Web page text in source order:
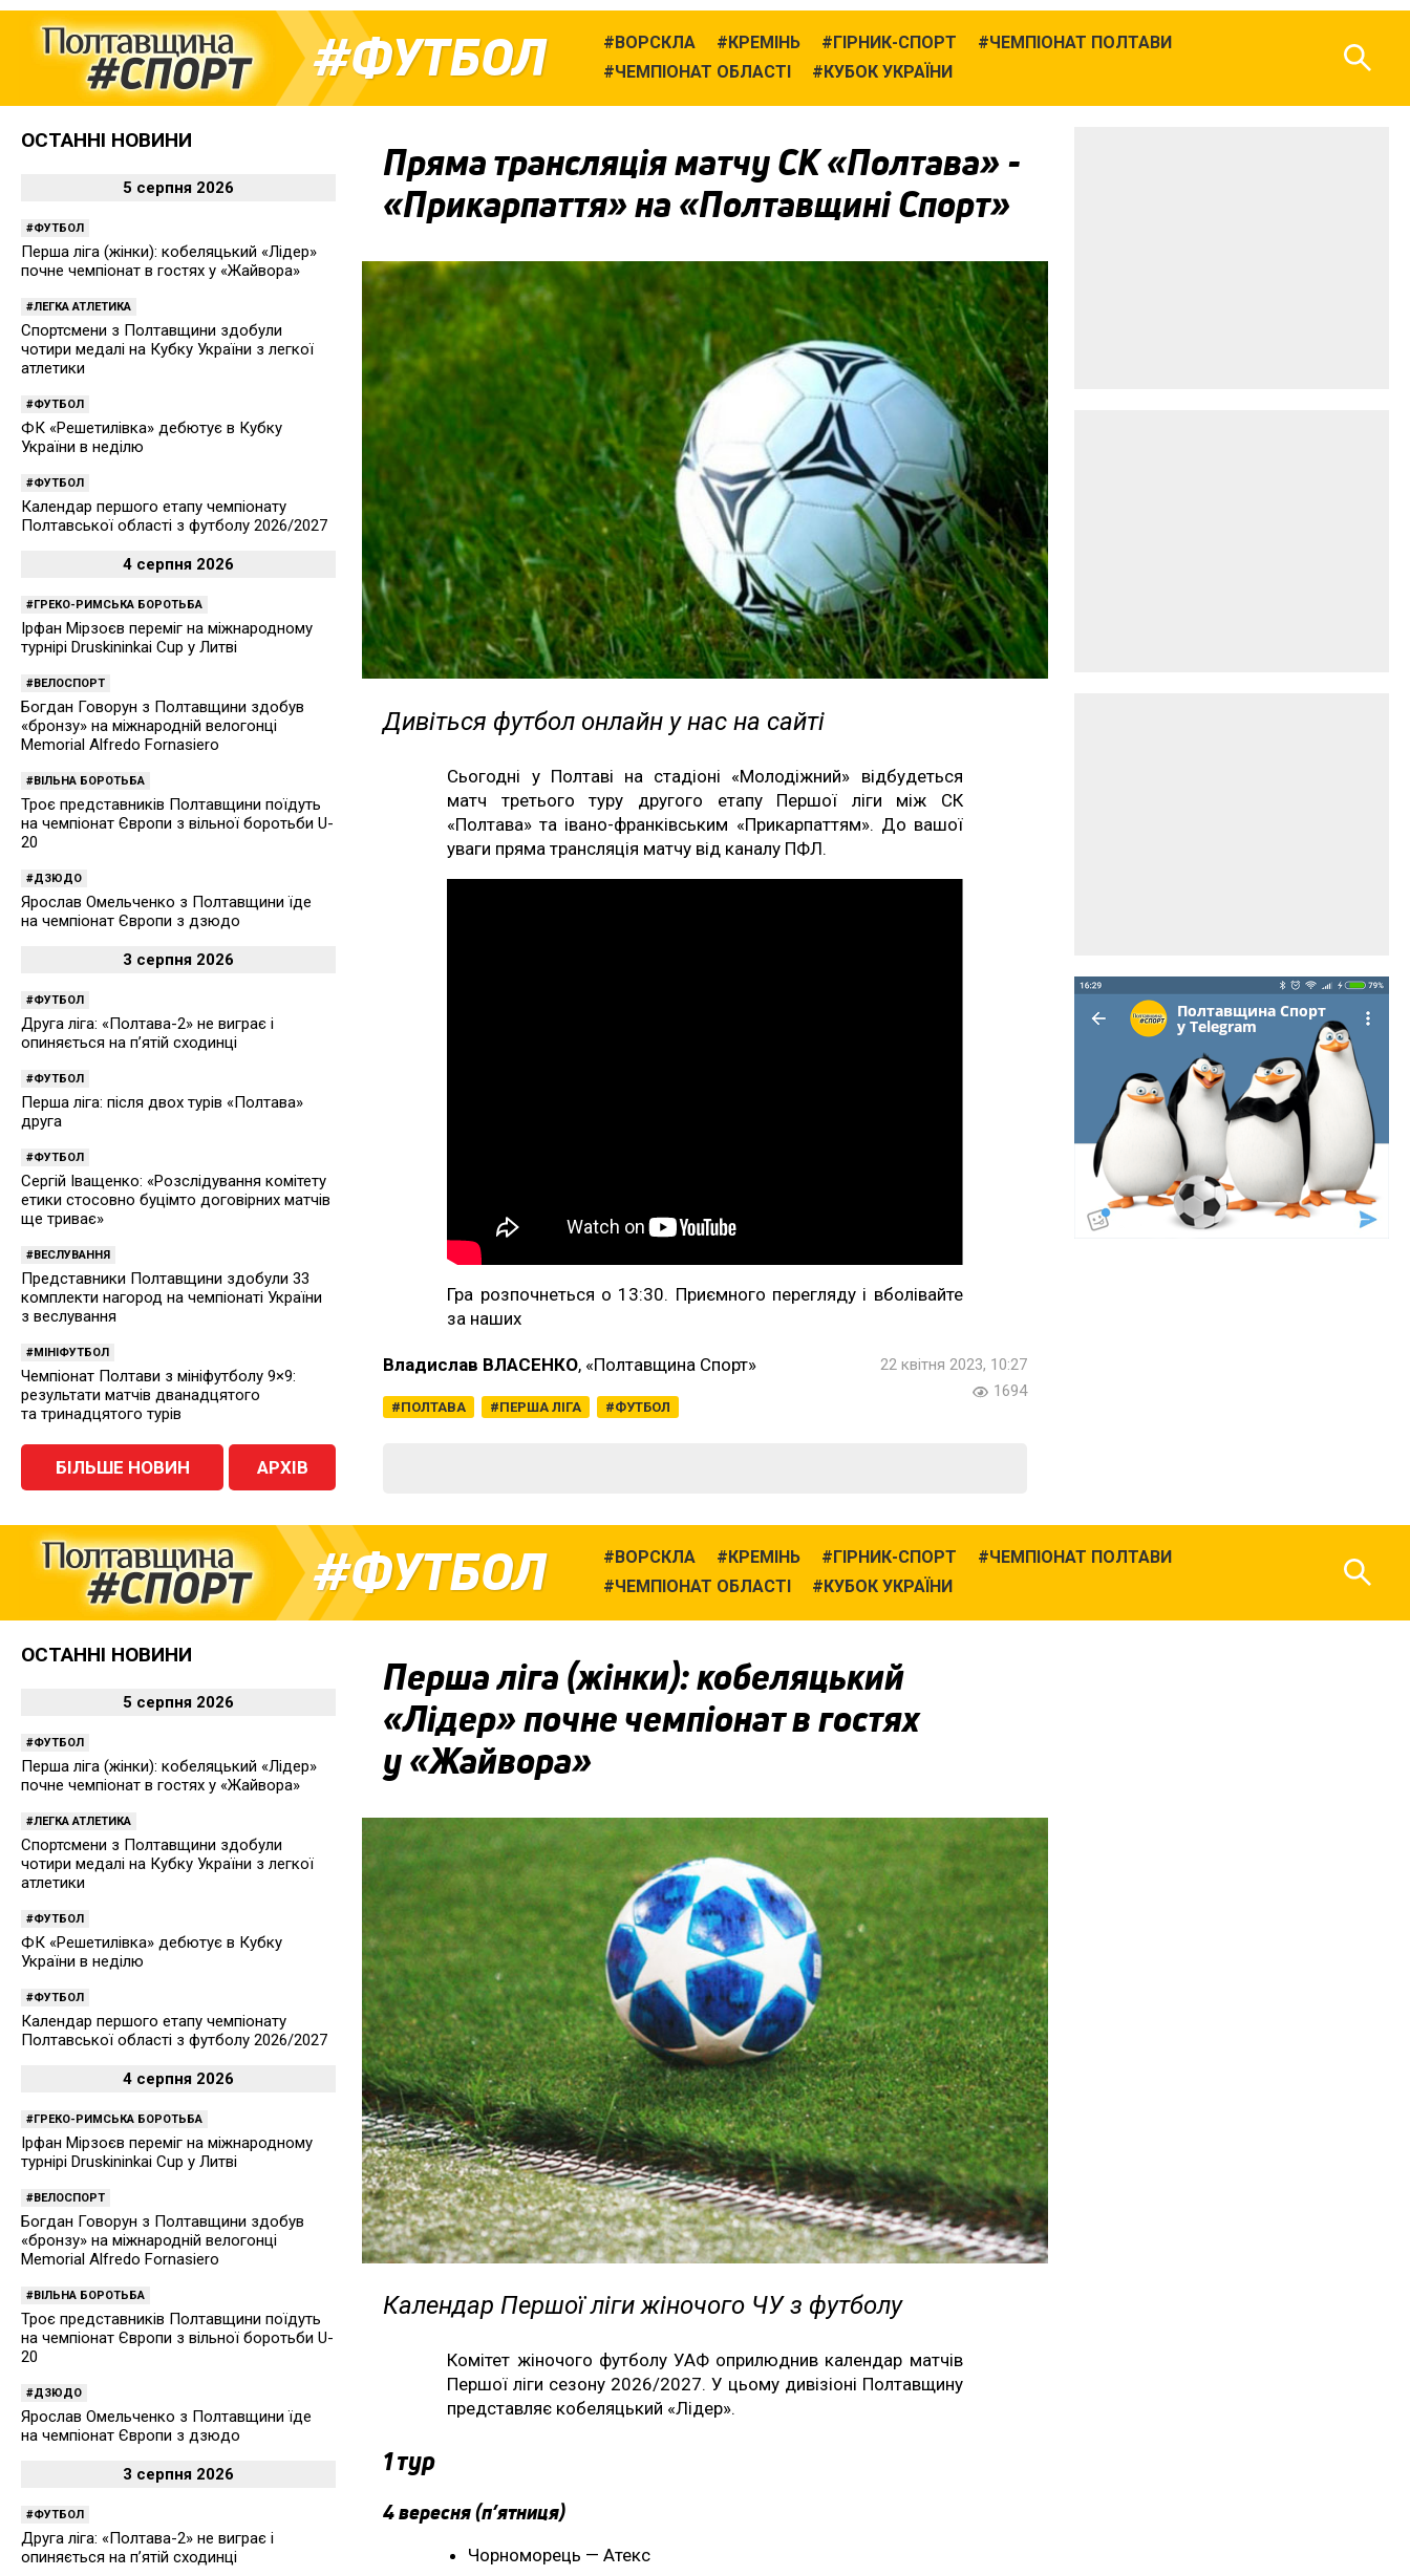
ФУТБОЛ ВОРСКЛА КРЕМІНЬ ГІРНИК-СПОРТ
ЧЕМПІОНАТ ПОЛТАВИ
ЧЕМПІОНАТ ОБЛАСТІ
КУБОК УКРАЇНИ
Пряма трансляція матчу СК «Полтава» -
«Прикарпаття» на «Полтавщині Спорт»
Дивіться футбол онлайн у нас на сайті
Сьогодні у Полтаві на стадіоні «Молодіжний» відбудеться
матч третього туру другого етапу Першої ліги між СК
«Полтава» та івано-франківським «Прикарпаттям». До вашої
уваги пряма трансляція матчу від каналу ПФЛ.
Гра розпочнеться о 13:30. Приємного перегляду і вболівайте
за наших
Владислав ВЛАСЕНКО, «Полтавщина Спорт»
ПОЛТАВА ПЕРША ЛІГА ФУТБОЛ
22 квітня 2023, 10:27
1694
ОСТАННІ НОВИНИ
5 серпня 2026
ФУТБОЛ
Перша ліга (жінки): кобеляцький «Лідер»
почне чемпіонат в гостях у «Жайвора»
ЛЕГКА АТЛЕТИКА
Спортсмени з Полтавщини здобули
чотири медалі на Кубку України з легкої
атлетики
ФУТБОЛ
ФК «Решетилівка» дебютує в Кубку
України в неділю
ФУТБОЛ
Календар першого етапу чемпіонату
Полтавської області з футболу 2026/2027
4 серпня 2026
ГРЕКО-РИМСЬКА БОРОТЬБА
Ірфан Мірзоєв переміг на міжнародному
турнірі Druskininkai Cup у Литві
ВЕЛОСПОРТ
Богдан Говорун з Полтавщини здобув
«бронзу» на міжнародній велогонці
Memorial Alfredo Fornasiero
ВІЛЬНА БОРОТЬБА
Троє представників Полтавщини поїдуть
на чемпіонат Європи з вільної боротьби U-
20
ДЗЮДО
Ярослав Омельченко з Полтавщини їде
на чемпіонат Європи з дзюдо
3 серпня 2026
ФУТБОЛ
Друга ліга: «Полтава-2» не виграє і
опиняється на п’ятій сходинці
ФУТБОЛ
Перша ліга: після двох турів «Полтава»
друга
ФУТБОЛ
Сергій Іващенко: «Розслідування комітету
етики стосовно буцімто договірних матчів
ще триває»
ВЕСЛУВАННЯ
Представники Полтавщини здобули 33
комплекти нагород на чемпіонаті України
з веслування
МІНІФУТБОЛ
Чемпіонат Полтави з мініфутболу 9×9:
результати матчів дванадцятого
та тринадцятого турів
БІЛЬШЕ НОВИН АРХІВ
ФУТБОЛ ВОРСКЛА КРЕМІНЬ ГІРНИК-СПОРТ
ЧЕМПІОНАТ ПОЛТАВИ
ЧЕМПІОНАТ ОБЛАСТІ
КУБОК УКРАЇНИ
Перша ліга (жінки): кобеляцький
«Лідер» почне чемпіонат в гостях
у «Жайвора»
Календар Першої ліги жіночого ЧУ з футболу
Комітет жіночого футболу УАФ оприлюднив календар матчів
Першої ліги сезону 2026/2027. У цьому дивізіоні Полтавщину
представляє кобеляцький «Лідер».
1 тур
4 вересня (п’ятниця)
Чорноморець — Атекс
ОСТАННІ НОВИНИ
5 серпня 2026
ФУТБОЛ
Перша ліга (жінки): кобеляцький «Лідер»
почне чемпіонат в гостях у «Жайвора»
ЛЕГКА АТЛЕТИКА
Спортсмени з Полтавщини здобули
чотири медалі на Кубку України з легкої
атлетики
ФУТБОЛ
ФК «Решетилівка» дебютує в Кубку
України в неділю
ФУТБОЛ
Календар першого етапу чемпіонату
Полтавської області з футболу 2026/2027
4 серпня 2026
ГРЕКО-РИМСЬКА БОРОТЬБА
Ірфан Мірзоєв переміг на міжнародному
турнірі Druskininkai Cup у Литві
ВЕЛОСПОРТ
Богдан Говорун з Полтавщини здобув
«бронзу» на міжнародній велогонці
Memorial Alfredo Fornasiero
ВІЛЬНА БОРОТЬБА
Троє представників Полтавщини поїдуть
на чемпіонат Європи з вільної боротьби U-
20
ДЗЮДО
Ярослав Омельченко з Полтавщини їде
на чемпіонат Європи з дзюдо
3 серпня 2026
ФУТБОЛ
Друга ліга: «Полтава-2» не виграє і
опиняється на п’ятій сходинці